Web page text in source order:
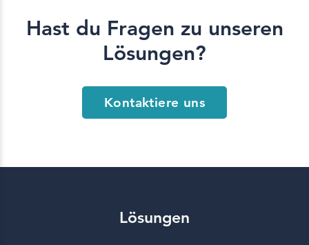
Hast du Fragen zu unseren
Lösungen?
Kontaktiere uns
Lösungen